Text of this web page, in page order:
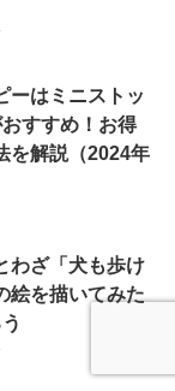
ーはミニストッ
すすめ！お得
を解説（2024年
わざ「犬も歩け
絵を描いてみた